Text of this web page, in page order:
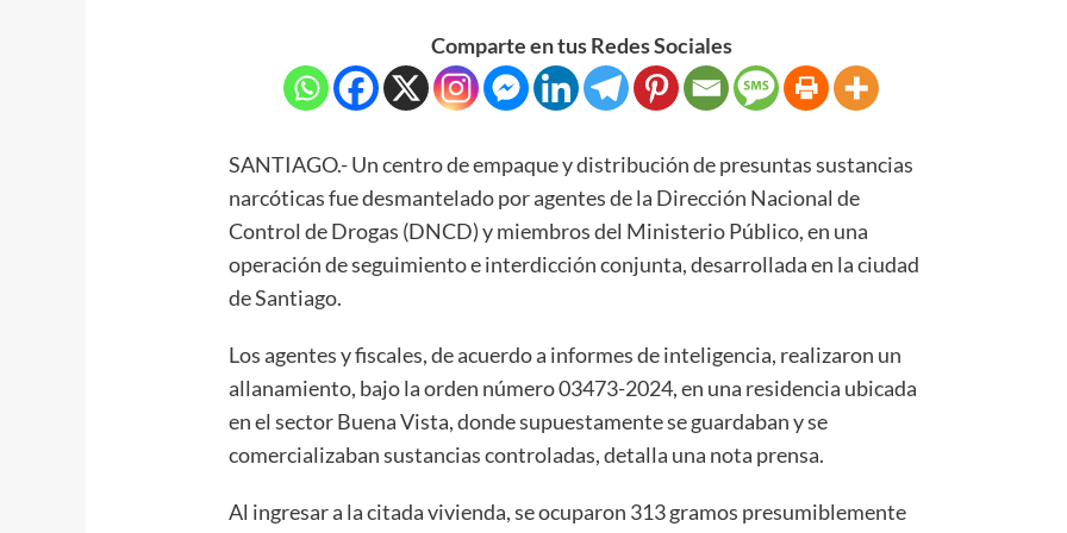
Comparte en tus Redes Sociales
SANTIAGO.- Un centro de empaque y distribución de presuntas sustancias
narcóticas fue desmantelado por agentes de la Dirección Nacional de
Control de Drogas (DNCD) y miembros del Ministerio Público, en una
operación de seguimiento e interdicción conjunta, desarrollada en la ciudad
de Santiago.
Los agentes y fiscales, de acuerdo a informes de inteligencia, realizaron un
allanamiento, bajo la orden número 03473-2024, en una residencia ubicada
en el sector Buena Vista, donde supuestamente se guardaban y se
comercializaban sustancias controladas, detalla una nota prensa.
Al ingresar a la citada vivienda, se ocuparon 313 gramos presumiblemente